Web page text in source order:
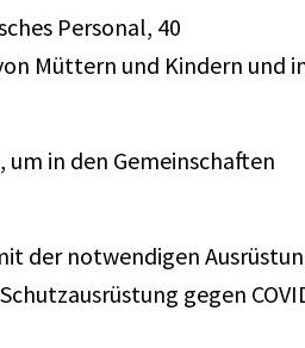
Personal, 40
Müttern und Kindern und
in den Gemeinschaften
der notwendigen
gegen